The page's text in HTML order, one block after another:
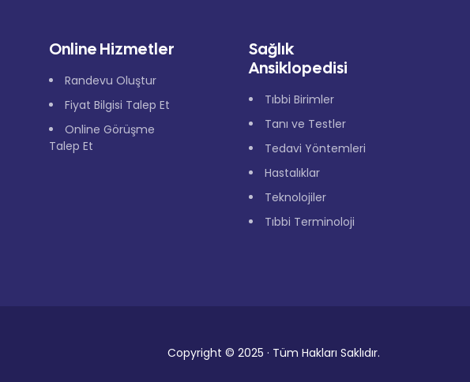
Online Hizmetler
Randevu Oluştur
Fiyat Bilgisi Talep Et
Online Görüşme
Talep Et
Sağlık
Ansiklopedisi
Tıbbi Birimler
Tanı ve Testler
Tedavi Yöntemleri
Hastalıklar
Teknolojiler
Tıbbi Terminoloji
Copyright © 2025 · Tüm Hakları Saklıdır.